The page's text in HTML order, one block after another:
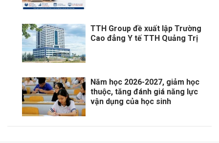
TTH Group đề xuất lập Trường
Cao đẳng Y tế TTH Quảng Trị
Năm học 2026-2027, giảm học
thuộc, tăng đánh giá năng lực
vận dụng của học sinh